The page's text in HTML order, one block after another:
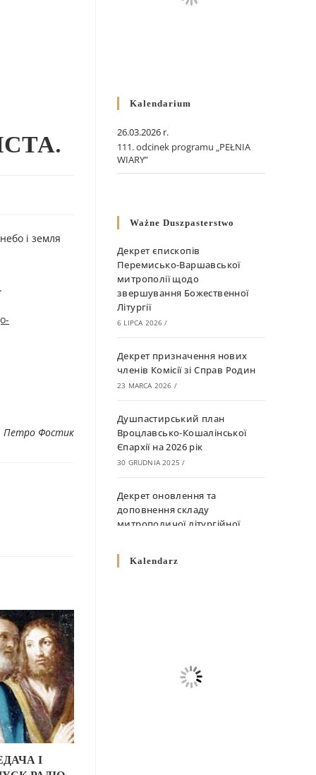
і земля
Петро Фостик
І
Kalendarium
26.03.2026 r.
111. odcinek programu „PEŁNIA
WIARY”
Ważne Duszpasterstwo
Декрет єпископів
Перемисько-Варшавської
митрополії щодо
звершування Божественної
Літургії
6 LIPCA 2026 /
Декрет призначення нових
членів Комісії зі Справ Родин
23 MARCA 2026 /
Душпастирський план
Вроцлавсько-Кошалінської
Єпархії на 2026 рік
30 GRUDNIA 2025 /
Декрет оновлення та
доповнення складу
митрополичої літургійної
10 GRUDNIA 2025
Декрет про відзначення
Великодня і всіх рухомих
Kalendarz